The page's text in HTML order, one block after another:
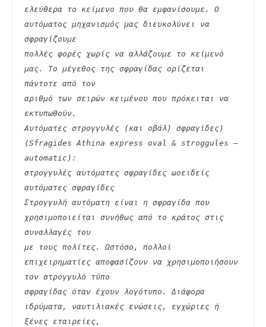
ελεύθερα το κείμενο που θα εμφανίσουμε. Ο
αυτόματος μηχανισμός μας διευκολύνει να
σφραγίζουμε
πολλές φορές χωρίς να αλλάζουμε το κείμενό
μας. Το μέγεθος της σφραγίδας ορίζεται
πάντοτε από τον
αριθμό των σειρών κειμένου που πρόκειται να
εκτυπωθούν.
Αυτόματες στρογγυλές (και οβάλ) σφραγίδες)
(Sfragides Athina express oval & stroggules –
automatic):
στρογγυλές αυτόματες σφραγίδες ωοειδείς
αυτόματες σφραγίδες
Στρογγυλή αυτόματη είναι η σφραγίδα που
χρησιμοποιείται συνήθως από το κράτος στις
συναλλαγές του
με τους πολίτες. Ωστόσο, πολλοί
επιχειρηματίες αποφασίζουν να χρησιμοποιήσουν
τον στρογγυλό τύπο
σφραγίδας όταν έχουν λογότυπο. Διάφορα
ιδρύματα, ναυτιλιακές ενώσεις, εγχώριες ή
ξένες εταιρείες,